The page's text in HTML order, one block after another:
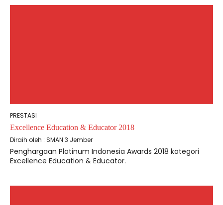
PRESTASI
Excellence Education & Educator 2018
Diraih oleh : SMAN 3 Jember
Penghargaan Platinum Indonesia Awards 2018 kategori
Excellence Education & Educator.